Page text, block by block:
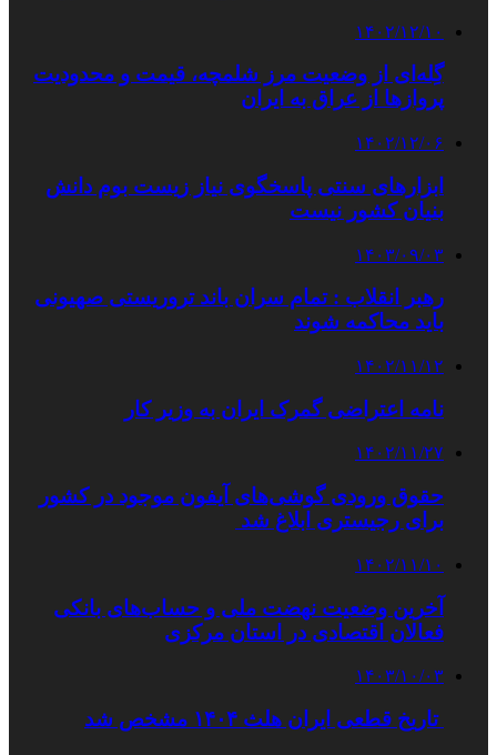
۱۴۰۲/۱۲/۱۰
گِله‌ای از وضعیت مرز شلمچه، قیمت و محدودیت
پروازها از عراق به ایران
۱۴۰۲/۱۲/۰۶
ابزارهای سنتی پاسخگوی نیاز زیست بوم دانش
بنیان کشور نیست
۱۴۰۳/۰۹/۰۳
رهبر انقلاب : تمام سران باند تروریستی صهیونی
باید محاکمه شوند
۱۴۰۲/۱۱/۱۲
نامه اعتراضی گمرک ایران به وزیر کار
۱۴۰۲/۱۱/۲۷
حقوق ورودی گوشی‌های آیفون موجود در کشور
برای رجیستری ابلاغ شد
۱۴۰۲/۱۱/۱۰
آخرین وضعیت نهضت ملی و حساب‌های بانکی
فعالان اقتصادی در استان مرکزی
۱۴۰۳/۱۰/۰۳
تاریخ قطعی ایران هلث ۱۴۰۴ مشخص شد